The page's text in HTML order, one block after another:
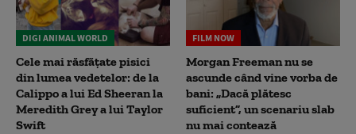
DIGI ANIMAL WORLD
Cele mai răsfățate pisici
din lumea vedetelor: de la
Calippo a lui Ed Sheeran la
Meredith Grey a lui Taylor
Swift
FILM NOW
Morgan Freeman nu se
ascunde când vine vorba de
bani: „Dacă plătesc
suficient”, un scenariu slab
nu mai contează